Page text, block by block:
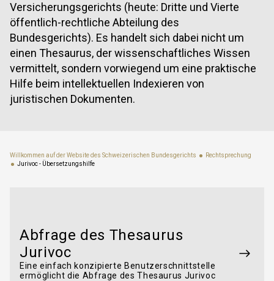
Kontakt
Elektronischer Verkehr
Versicherungsgerichts (heute: Dritte und Vierte
öffentlich-rechtliche Abteilung des
Bundesgerichts). Es handelt sich dabei nicht um
einen Thesaurus, der wissenschaftliches Wissen
vermittelt, sondern vorwiegend um eine praktische
Hilfe beim intellektuellen Indexieren von
juristischen Dokumenten.
Willkommen auf der Website des Schweizerischen Bundesgerichts
Rechtsprechung
Jurivoc - Übersetzungshilfe
Abfrage des Thesaurus
Jurivoc
Eine einfach konzipierte Benutzerschnittstelle
ermöglicht die Abfrage des Thesaurus Jurivoc